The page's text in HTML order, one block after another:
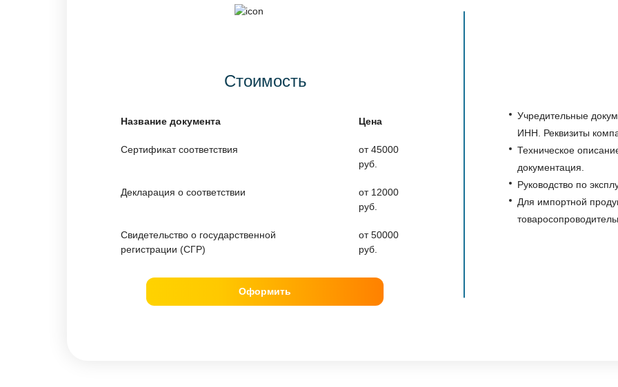
Стоимость
Название документа Цена
Сертификат соответствия
от 45000
руб.
Декларация о соответствии
от 12000
руб.
Свидетельство о государственной
регистрации (СГР)
от 50000
руб.
Оформить
Учредительные
ИНН. Реквизиты
Техническое
документация.
Руководство по
Для импортной